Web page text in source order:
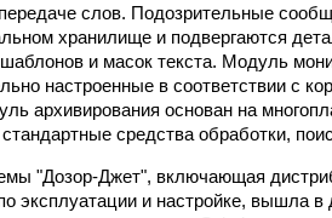
слов. Подозрительные
хранилище и подвергаются
и масок текста. Модуль
настроенные в соответствии с
архивирования основан на
средства обработки,
"Дозор-Джет", включающая
эксплуатации и настройке, вышла